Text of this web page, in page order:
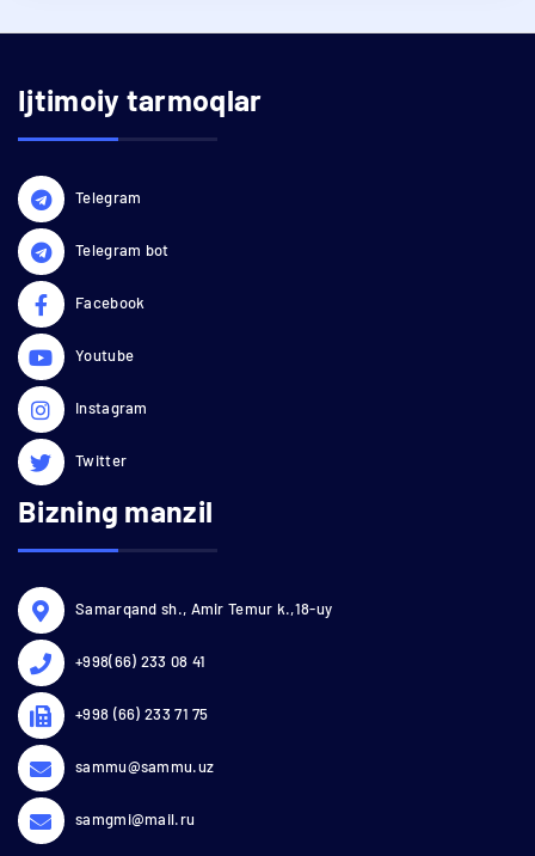
Ijtimoiy tarmoqlar
Telegram
Telegram bot
Facebook
Youtube
Instagram
Twitter
Bizning manzil
Samarqand sh., Amir Temur k.,18-uy
+998(66) 233 08 41
+998 (66) 233 71 75
sammu@sammu.uz
samgmi@mail.ru